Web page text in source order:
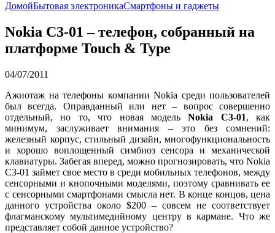
ДомойБытовая электроникаСмартфоны и гаджеты
Nokia C3-01 – телефон, собранный на
платформе Touch & Type
04/07/2011
Ажиотаж на телефоны компании Nokia среди пользователей
был всегда. Оправданный или нет – вопрос совершенно
отдельный, но то, что новая модельNokia C3-01, как
минимум, заслуживает внимания – это без сомнений:
железный корпус, стильный дизайн, многофункциональность
и хорошо воплощенный симбиоз сенсора и механической
клавиатуры. Забегая вперед, можно прогнозировать, что Nokia
C3-01 займет свое место в среди мобильных телефонов, между
сенсорными и кнопочными моделями, поэтому сравнивать ее
с сенсорными смартфонами смысла нет. В конце концов, цена
данного устройства около $200 – совсем не соответствует
флагманскому мультимедийному центру в кармане. Что же
представляет собой данное устройство?